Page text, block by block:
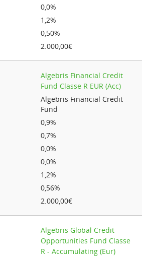
0,0%
1,2%
0,50%
2.000,00€
Algebris Financial Credit
Fund Classe R EUR (Acc)
Algebris Financial Credit
Fund
0,9%
0,7%
0,0%
0,0%
1,2%
0,56%
2.000,00€
Algebris Global Credit
Opportunities Fund Classe
R - Accumulating (Eur)